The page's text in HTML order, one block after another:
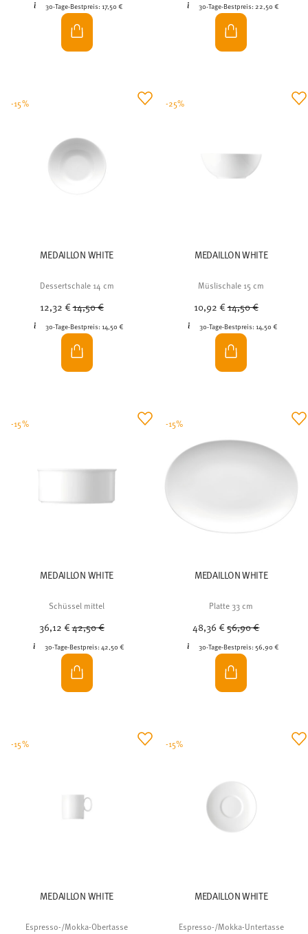
30-Tage-Bestpreis:17,50 € 30-Tage-Bestpreis: 22,50 €
MEDAILLON WHITE
Dessertschale 14 cm
12,32 €Price reduced from
14,50 €to
30-Tage-Bestpreis: 14,50 €
-15%
MEDAILLON WHITE
Müslischale 15 cm
10,92 €Price reduced from
14,50 €to
30-Tage-Bestpreis:14,50 €
-25%
MEDAILLON WHITE
Schüssel mittel
36,12 €Price reduced from
42,50 €to
30-Tage-Bestpreis: 42,50 €
-15%
MEDAILLON WHITE
Platte 33 cm
48,36 €Price reduced from
56,90 €
30-Tage-Bestpreis: 56,90 €
-15%
MEDAILLON WHITE
Espresso-/Mokka-Obertasse
-15%
MEDAILLON WHITE
Espresso-/Mokka-Untertasse
-15%